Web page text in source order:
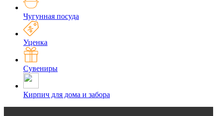
Чугунная посуда
Уценка
Сувениры
Кирпич для дома и забора